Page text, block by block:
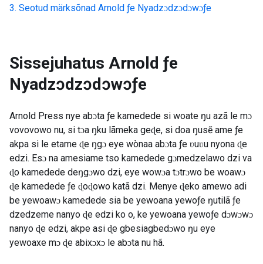
Seotud märksõnad Arnold ƒe Nyadzɔdzɔdɔwɔƒe
Sissejuhatus Arnold ƒe
Nyadzɔdzɔdɔwɔƒe
Arnold Press nye abɔta ƒe kamedede si woate ŋu azã le mɔ
vovovowo nu, si tɔa ŋku lãmeka geɖe, si doa ŋusẽ ame ƒe
akpa si le etame ɖe ŋgɔ eye wònaa abɔta ƒe ʋuʋu nyona ɖe
edzi. Esɔ na amesiame tso kamedede gɔmedzelawo dzi va
ɖo kamedede deŋgɔwo dzi, eye wowɔa tɔtrɔwo be woawɔ
ɖe kamedede ƒe ɖoɖowo katã dzi. Menye ɖeko amewo adi
be yewoawɔ kamedede sia be yewoana yewoƒe ŋutilã ƒe
dzedzeme nanyo ɖe edzi ko o, ke yewoana yewoƒe dɔwɔwɔ
nanyo ɖe edzi, akpe asi ɖe gbesiagbedɔwo ŋu eye
yewoaxe mɔ ɖe abixɔxɔ le abɔta nu hã.